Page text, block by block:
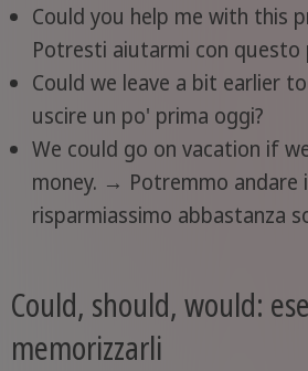
Could you help me with this
Potresti aiutarmi con questo
Could we leave a bit earlier
uscire un po' prima oggi?
We could go on vacation if
money. → Potremmo andare
risparmiassimo abbastanza
Could, should, would:
memorizzarli